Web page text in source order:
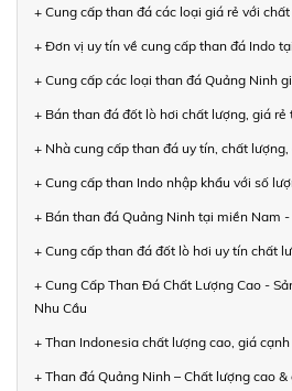
+ Cung cấp than đá các loại giá rẻ với
+ Đơn vị uy tín về cung cấp than đá Indo
+ Cung cấp các loại than đá Quảng Ninh
+ Bán than đá đốt lò hơi chất lượng, giá rẻ
+ Nhà cung cấp than đá uy tín, chất
+ Cung cấp than Indo nhập khẩu với số
+ Bán than đá Quảng Ninh tại miền Nam
+ Cung cấp than đá đốt lò hơi uy tín chất
+ Cung Cấp Than Đá Chất Lượng Cao -
Nhu Cầu
+ Than Indonesia chất lượng cao, giá
+ Than đá Quảng Ninh – Chất lượng cao